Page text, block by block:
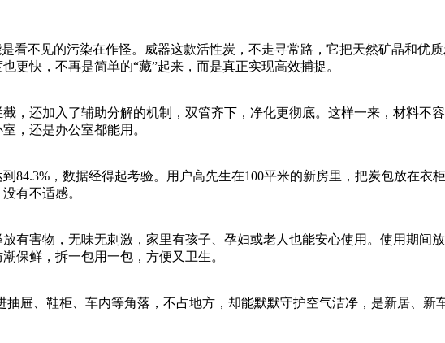
看不见的污染在作怪。威器这款活性炭，不走寻常路，它把天然矿晶和优
更快，不再是简单的“藏”起来，而是真正实现高效捕捉。
，还加入了辅助分解的机制，双管齐下，净化更彻底。这样一来，材料不
，还是办公室都能用。
84.3%，数据经得起考验。用户高先生在100平米的新房里，把炭包放在
有不适感。
有害物，无味无刺激，家里有孩子、孕妇或老人也能安心使用。使用期间
保鲜，拆一包用一包，方便又卫生。
抽屉、鞋柜、车内等角落，不占地方，却能默默守护空气洁净，是新居、新